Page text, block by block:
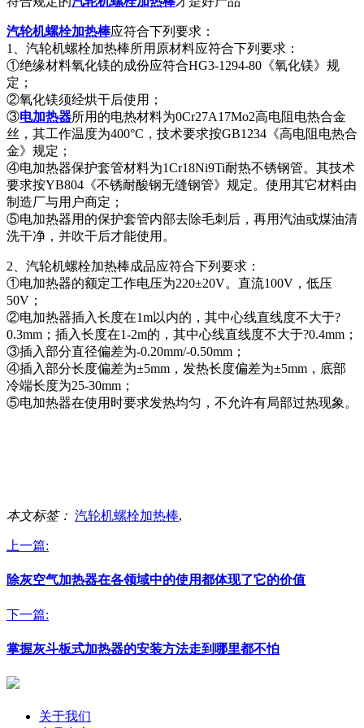
汽轮机螺栓加热棒应符合下列要求：
1、汽轮机螺栓加热棒所用原材料应符合下列要求：
①绝缘材料氧化镁的成份应符合HG3-1294-80《氧化镁》规
定；
②氧化镁须经烘干后使用；
③电加热器所用的电热材料为0Cr27A17Mo2高电阻电热合金
丝，其工作温度为400°C，技术要求按GB1234《高电阻电热合
金》规定；
④电加热器保护套管材料为1Cr18Ni9Ti耐热不锈钢管。其技术
要求按YB804《不锈耐酸钢无缝钢管》规定。使用其它材料由
制造厂与用户商定；
⑤电加热器用的保护套管内部去除毛刺后，再用汽油或煤油清
洗干净，并吹干后才能使用。
2、汽轮机螺栓加热棒成品应符合下列要求：
①电加热器的额定工作电压为220±20V。直流100V，低压
50V；
②电加热器插入长度在1m以内的，其中心线直线度不大于?
0.3mm；插入长度在1-2m的，其中心线直线度不大于?0.4mm；
③插入部分直径偏差为-0.20mm/-0.50mm；
④插入部分长度偏差为±5mm，发热长度偏差为±5mm，底部
冷端长度为25-30mm；
⑤电加热器在使用时要求发热均匀，不允许有局部过热现象。
本文标签： 汽轮机螺栓加热棒,
上一篇:
除灰空气加热器在各领域中的使用都体现了它的价值
下一篇:
掌握灰斗板式加热器的安装方法走到哪里都不怕
关于我们